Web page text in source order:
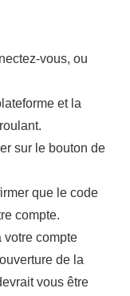
vous, ou
et la
sur le bouton de
que le code
compte.
votre compte
de la
vous être